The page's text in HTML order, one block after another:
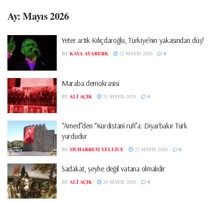
Ay:Mayıs 2026
Yeter artık Kılıçdaroğlu, Türkiye’nin yakasından düş!
BY KAYA ATABERK 22 MAYIS 2026 0
Maraba demokrasisi
BY ALI AÇIK 21 MAYIS 2026 0
“Amed”den “Kürdistanî ruh”a: Diyarbakır Türk
yurdudur
BY MUHARREM YELLICE 21 MAYIS 2026 0
Sadakat, şeyhe değil vatana olmalıdır
BY ALI AÇIK 20 MAYIS 2026 0